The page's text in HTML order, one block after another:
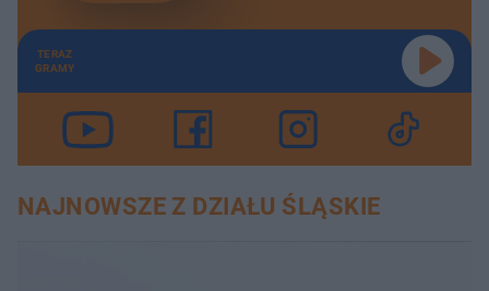
TERAZ
GRAMY
NAJNOWSZE Z DZIAŁU ŚLĄSKIE